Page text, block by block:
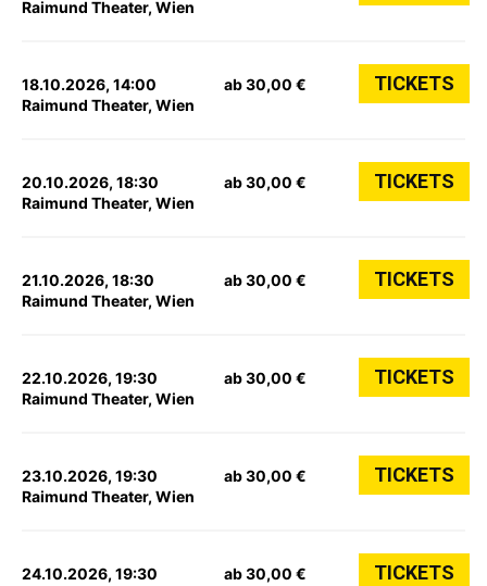
Raimund Theater, Wien
18.10.2026, 14:00
Raimund Theater, Wien
ab 30,00 € TICKETS
20.10.2026, 18:30
Raimund Theater, Wien
ab 30,00 € TICKETS
21.10.2026, 18:30
Raimund Theater, Wien
ab 30,00 € TICKETS
22.10.2026, 19:30
Raimund Theater, Wien
ab 30,00 € TICKETS
23.10.2026, 19:30
Raimund Theater, Wien
ab 30,00 € TICKETS
24.10.2026, 19:30
ab 30,00 € TICKETS